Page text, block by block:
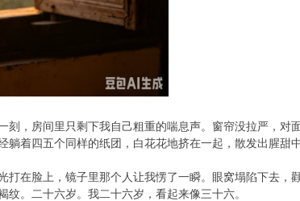
刻，房间里只剩下我自己粗重的喘息声。窗帘没拉严，
躺着四五个同样的纸团，白花花地挤在一起，散发出腥甜
打在脸上，镜子里那个人让我愣了一瞬。眼窝塌陷下去
。二十六岁。我二十六岁，看起来像三十六。